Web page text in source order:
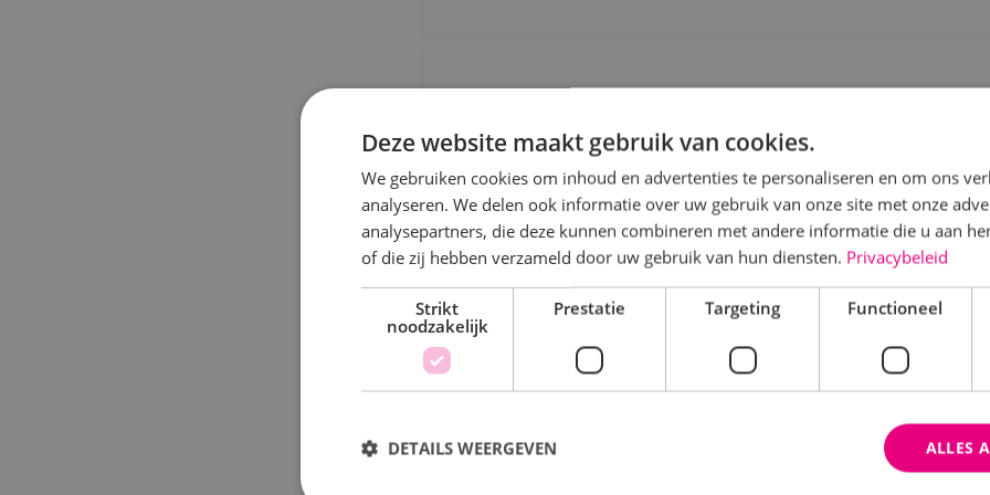
Werktuigbouwkunde
Je draagt zorg voor afstemming met de opdrachtgever.
het uitwerken van een technisch bestek, het
voor de uitvoering.
Bekijk vacature
Direct solliciteren
Servicemonteur werktuigbouwkunde
Deze website maakt gebruik van cookies.
We gebruiken cookies om inhoud en advertenties te personaliseren en om ons
analyseren. We delen ook informatie over uw gebruik van onze site met onze
analysepartners, die deze kunnen combineren met andere informatie die u aan
of die zij hebben verzameld door uw gebruik van hun diensten. Privacybeleid
Strikt
noodzakelijk
Prestatie Targeting Functioneel
ALLES
DETAILS WEERGEVEN